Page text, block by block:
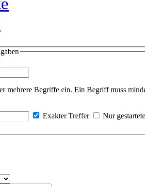
mehrere Begriffe ein. Ein Begriff muss
Exakter Treffer
Nur